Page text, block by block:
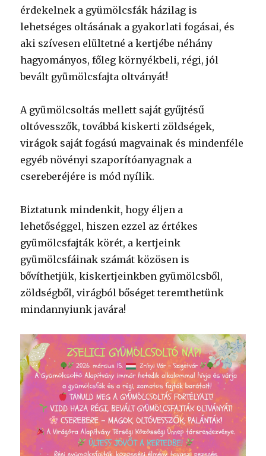
érdekelnek a gyümölcsfák házilag is
lehetséges oltásának a gyakorlati fogásai, és
aki szívesen elültetné a kertjébe néhány
hagyományos, főleg környékbeli, régi, jól
bevált gyümölcsfajta oltványát!
A gyümölcsoltás mellett saját gyűjtésű
oltóvesszők, továbbá kiskerti zöldségek,
virágok saját fogású magvainak és mindenféle
egyéb növényi szaporítóanyagnak a
csereberéjére is mód nyílik.
Biztatunk mindenkit, hogy éljen a
lehetőséggel, hiszen ezzel az értékes
gyümölcsfajták körét, a kertjeink
gyümölcsfáinak számát közösen is
bővíthetjük, kiskertjeinkben gyümölcsből,
zöldségből, virágból bőséget teremthetünk
mindannyiunk javára!